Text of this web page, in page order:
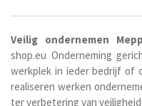
Veilig ondernemen
shop.eu Onderneming
werkplek in ieder bedrijf of
realiseren werken
ter verbetering van